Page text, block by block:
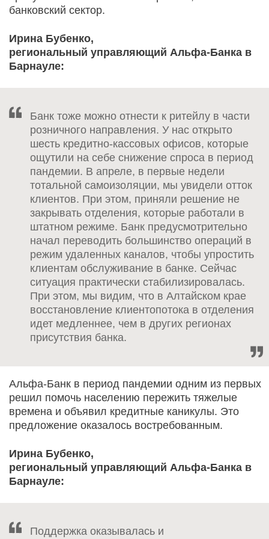
банковский сектор.
Ирина Бубенко,
региональный управляющий Альфа-Банка в
Барнауле:
Банк тоже можно отнести к ритейлу в части
розничного направления. У нас открыто
шесть кредитно-кассовых офисов, которые
ощутили на себе снижение спроса в период
пандемии. В апреле, в первые недели
тотальной самоизоляции, мы увидели отток
клиентов. При этом, приняли решение не
закрывать отделения, которые работали в
штатном режиме. Банк предусмотрительно
начал переводить большинство операций в
режим удаленных каналов, чтобы упростить
клиентам обслуживание в банке. Сейчас
ситуация практически стабилизировалась.
При этом, мы видим, что в Алтайском крае
восстановление клиентопотока в отделения
идет медленнее, чем в других регионах
присутствия банка.
Альфа-Банк в период пандемии одним из первых
решил помочь населению пережить тяжелые
времена и объявил кредитные каникулы. Это
предложение оказалось востребованным.
Ирина Бубенко,
региональный управляющий Альфа-Банка в
Барнауле:
Поддержка оказывалась и